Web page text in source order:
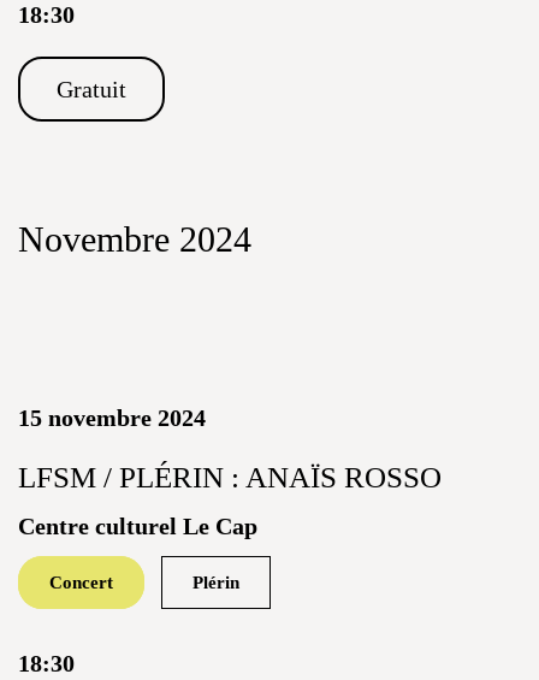
18:30
Gratuit
Novembre 2024
15 novembre 2024
LFSM / PLÉRIN : ANAÏS ROSSO
Centre culturel Le Cap
Concert Plérin
18:30